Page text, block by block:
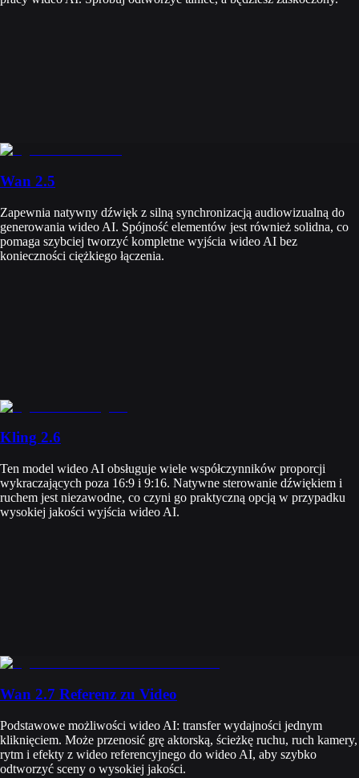
Wan 2.5
Zapewnia natywny dźwięk z silną synchronizacją audiowizualną do
generowania wideo AI. Spójność elementów jest również solidna, co
pomaga szybciej tworzyć kompletne wyjścia wideo AI bez
konieczności ciężkiego łączenia.
Kling 2.6
Ten model wideo AI obsługuje wiele współczynników proporcji
wykraczających poza 16:9 i 9:16. Natywne sterowanie dźwiękiem i
ruchem jest niezawodne, co czyni go praktyczną opcją w przypadku
wysokiej jakości wyjścia wideo AI.
Wan 2.7 Referenz zu Video
Podstawowe możliwości wideo AI: transfer wydajności jednym
kliknięciem. Może przenosić grę aktorską, ścieżkę ruchu, ruch kamery,
rytm i efekty z wideo referencyjnego do wideo AI, aby szybko
odtworzyć sceny o wysokiej jakości.